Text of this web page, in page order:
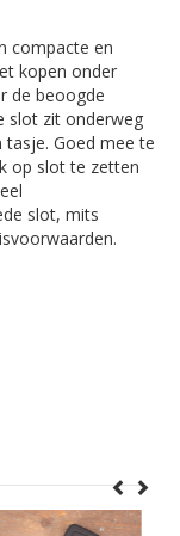
compacte en
kopen onder
de beoogde
slot zit onderweg
Goed mee te
op slot te zetten
slot, mits